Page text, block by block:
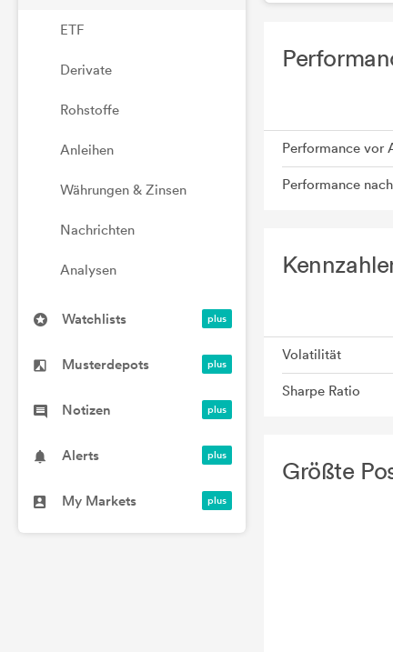
ETF
Derivate
Rohstoffe
Anleihen
Währungen & Zinsen
Nachrichten
Analysen
Watchlists
Musterdepots
Notizen
Alerts
My Markets
Performance vor
Performance
Volatilität
Sharpe Ratio
Größte